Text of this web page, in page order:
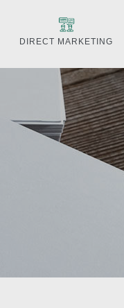
DIRECT MARKETING